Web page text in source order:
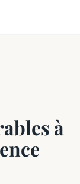
à